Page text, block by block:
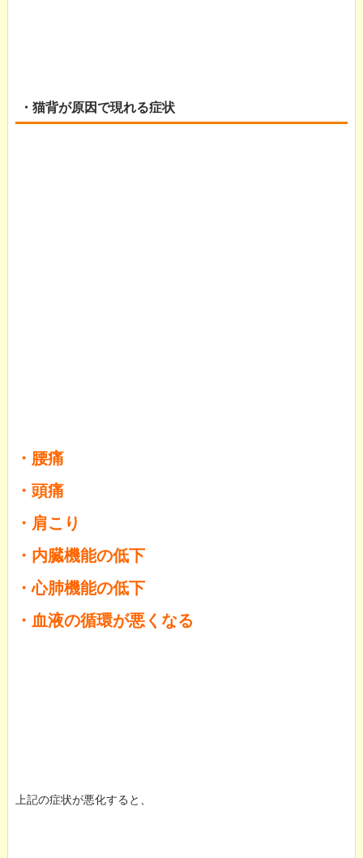
・猫背が原因で現れる症状
・腰痛
・頭痛
・肩こり
・内臓機能の低下
・心肺機能の低下
・血液の循環が悪くなる
上記の症状が悪化すると、